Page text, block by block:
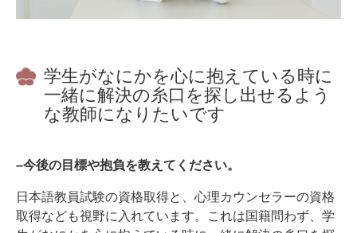
学生がなにかを心に抱えている時に
一緒に解決の糸口を探し出せるよう
な教師になりたいです
–今後の目標や抱負を教えてください。
日本語教員試験の資格取得と、心理カウンセラーの資格
取得なども視野に入れています。これは国籍問わず、学